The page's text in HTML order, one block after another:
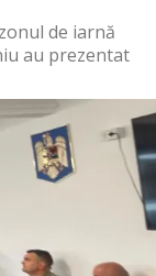
de iarnă
au prezentat